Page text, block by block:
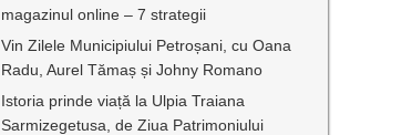
magazinul online – 7 strategii
Vin Zilele Municipiului Petroșani, cu Oana
Radu, Aurel Tămaș și Johny Romano
Istoria prinde viață la Ulpia Traiana
Sarmizegetusa, de Ziua Patrimoniului